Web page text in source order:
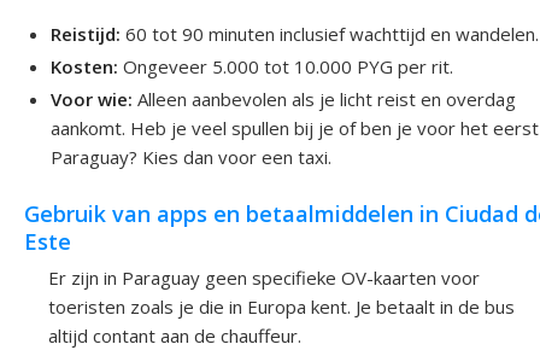
Reistijd: 60 tot 90 minuten inclusief wachttijd en wandelen.
Kosten: Ongeveer 5.000 tot 10.000 PYG per rit.
Voor wie: Alleen aanbevolen als je licht reist en overdag
aankomt. Heb je veel spullen bij je of ben je voor het
Paraguay? Kies dan voor een taxi.
Gebruik van apps en betaalmiddelen in Ciudad
Este
Er zijn in Paraguay geen specifieke OV-kaarten voor
toeristen zoals je die in Europa kent. Je betaalt in de bus
altijd contant aan de chauffeur.